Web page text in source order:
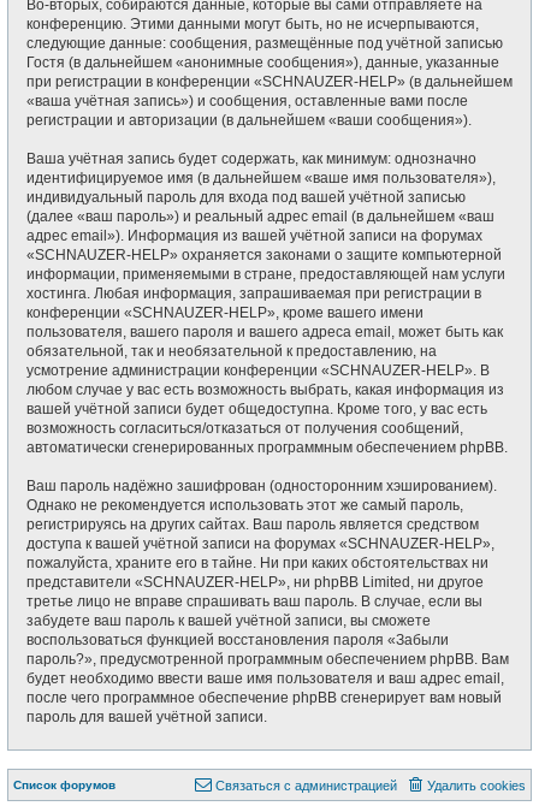
Во-вторых, собираются данные, которые вы сами отправляете на
конференцию. Этими данными могут быть, но не исчерпываются,
следующие данные: сообщения, размещённые под учётной записью
Гостя (в дальнейшем «анонимные сообщения»), данные, указанные
при регистрации в конференции «SCHNAUZER-HELP» (в дальнейшем
«ваша учётная запись») и сообщения, оставленные вами после
регистрации и авторизации (в дальнейшем «ваши сообщения»).
Ваша учётная запись будет содержать, как минимум: однозначно
идентифицируемое имя (в дальнейшем «ваше имя пользователя»),
индивидуальный пароль для входа под вашей учётной записью
(далее «ваш пароль») и реальный адрес email (в дальнейшем «ваш
адрес email»). Информация из вашей учётной записи на форумах
«SCHNAUZER-HELP» охраняется законами о защите компьютерной
информации, применяемыми в стране, предоставляющей нам услуги
хостинга. Любая информация, запрашиваемая при регистрации в
конференции «SCHNAUZER-HELP», кроме вашего имени
пользователя, вашего пароля и вашего адреса email, может быть как
обязательной, так и необязательной к предоставлению, на
усмотрение администрации конференции «SCHNAUZER-HELP». В
любом случае у вас есть возможность выбрать, какая информация из
вашей учётной записи будет общедоступна. Кроме того, у вас есть
возможность согласиться/отказаться от получения сообщений,
автоматически сгенерированных программным обеспечением phpBB.
Ваш пароль надёжно зашифрован (односторонним хэшированием).
Однако не рекомендуется использовать этот же самый пароль,
регистрируясь на других сайтах. Ваш пароль является средством
доступа к вашей учётной записи на форумах «SCHNAUZER-HELP»,
пожалуйста, храните его в тайне. Ни при каких обстоятельствах ни
представители «SCHNAUZER-HELP», ни phpBB Limited, ни другое
третье лицо не вправе спрашивать ваш пароль. В случае, если вы
забудете ваш пароль к вашей учётной записи, вы сможете
воспользоваться функцией восстановления пароля «Забыли
пароль?», предусмотренной программным обеспечением phpBB. Вам
будет необходимо ввести ваше имя пользователя и ваш адрес email,
после чего программное обеспечение phpBB сгенерирует вам новый
пароль для вашей учётной записи.
Список форумов Удалить cookies
Связаться с администрацией